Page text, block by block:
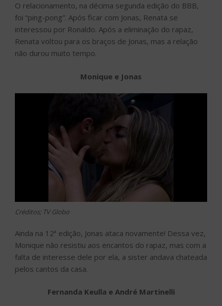
O relacionamento, na décima segunda edição do BBB,
foi “ping-pong”. Após ficar com Jonas, Renata se
interessou por Ronaldo. Após a eliminação do rapaz,
Renata voltou para os braços de Jonas, mas a relação
não durou muito tempo.
Monique e Jonas
Créditos; TV Globo
Ainda na 12ª edição, Jonas ataca novamente! Dessa vez,
Monique não resistiu aos encantos do rapaz, mas com a
falta de interesse dele por ela, a sister andava chateada
pelos cantos da casa.
Fernanda Keulla e André Martinelli